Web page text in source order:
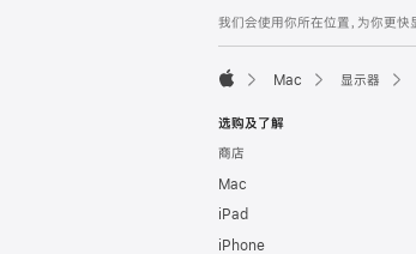
我们会使用你所在位置，为你更
Mac 显示器
选购及了解
商店
Mac
iPad
iPhone